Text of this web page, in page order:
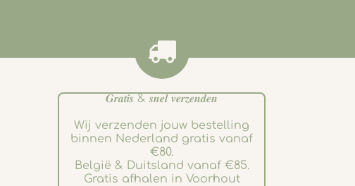
𝑮𝒓𝒂𝒕𝒊𝒔 & 𝒔𝒏𝒆𝒍 𝒗𝒆𝒓𝒛𝒆𝒏𝒅𝒆𝒏
Wij verzenden jouw bestelling
binnen Nederland gratis vanaf
€80.
België & Duitsland vanaf €85.
Gratis afhalen in Voorhout